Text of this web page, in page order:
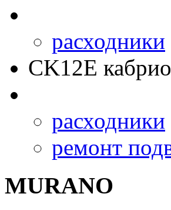
расходники
CK12E
расходники
ремонт
MURANO